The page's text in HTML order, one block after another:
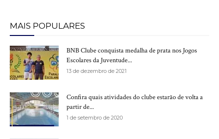
MAIS POPULARES
BNB Clube conquista medalha de prata nos Jogos
Escolares da Juventude...
13 de dezembro de 2021
Confira quais atividades do clube estarão de volta a
partir de...
1 de setembro de 2020